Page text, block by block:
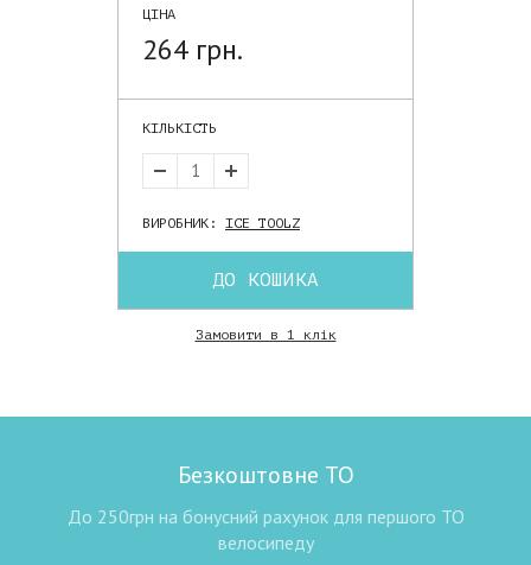
ЦІНА
264 грн.
КІЛЬКІСТЬ
ВИРОБНИК: ICE TOOLZ
ДО КОШИКА
Замовити в 1 клік
Безкоштовне ТО
До 250грн на бонусний рахунок для першого ТО
велосипеду